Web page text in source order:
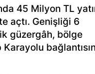
45 Milyon TL
açtı. Genişliği 6
güzergâh, bölge